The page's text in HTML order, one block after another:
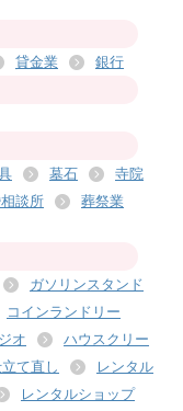
貸金業 銀行
墓石
寺院
談所
葬祭業
ガソリンスタンド
コインランドリー
オ
ハウスクリー
て直し
レンタル
レンタルショップ